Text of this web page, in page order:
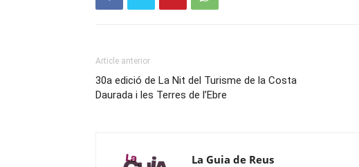
Article anterior
30a edició de La Nit del Turisme de la Costa
Daurada i les Terres de l’Ebre
La Guia de Reus